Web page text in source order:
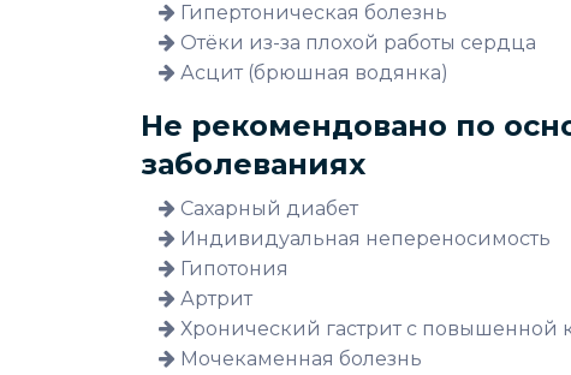
Гипертоническая болезнь
Отёки из-за плохой работы сердца
Асцит (брюшная водянка)
Не рекомендовано по
заболеваниях
Сахарный диабет
Индивидуальная непереносимость
Гипотония
Артрит
Хронический гастрит с повышенной
Мочекаменная болезнь